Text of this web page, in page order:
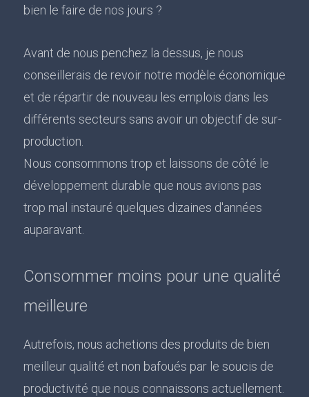
bien le faire de nos jours ?
Avant de nous penchez la dessus, je nous
conseillerais de revoir notre modèle économique
et de répartir de nouveau les emplois dans les
différents secteurs sans avoir un objectif de sur-
production.
Nous consommons trop et laissons de côté le
développement durable que nous avions pas
trop mal instauré quelques dizaines d'années
auparavant.
Consommer moins pour une qualité
meilleure
Autrefois, nous achetions des produits de bien
meilleur qualité et non bafoués par le soucis de
productivité que nous connaissons actuellement.